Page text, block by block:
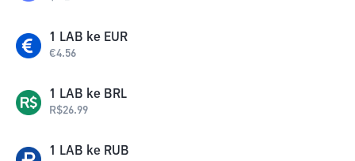
1 LAB ke EUR
€4.56
1 LAB ke BRL
R$26.99
1 LAB ke RUB